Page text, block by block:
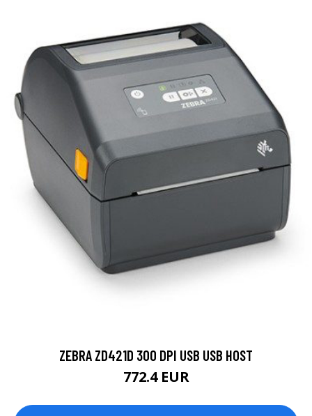
ZEBRA ZD421D 300 DPI USB USB HOST
772.4 EUR